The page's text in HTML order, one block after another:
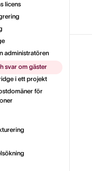
licens
administratören
svar om gäster
i ett projekt
för